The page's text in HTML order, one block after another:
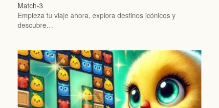
Match-3
Empieza tu viaje ahora, explora destinos icónicos y
descubre…